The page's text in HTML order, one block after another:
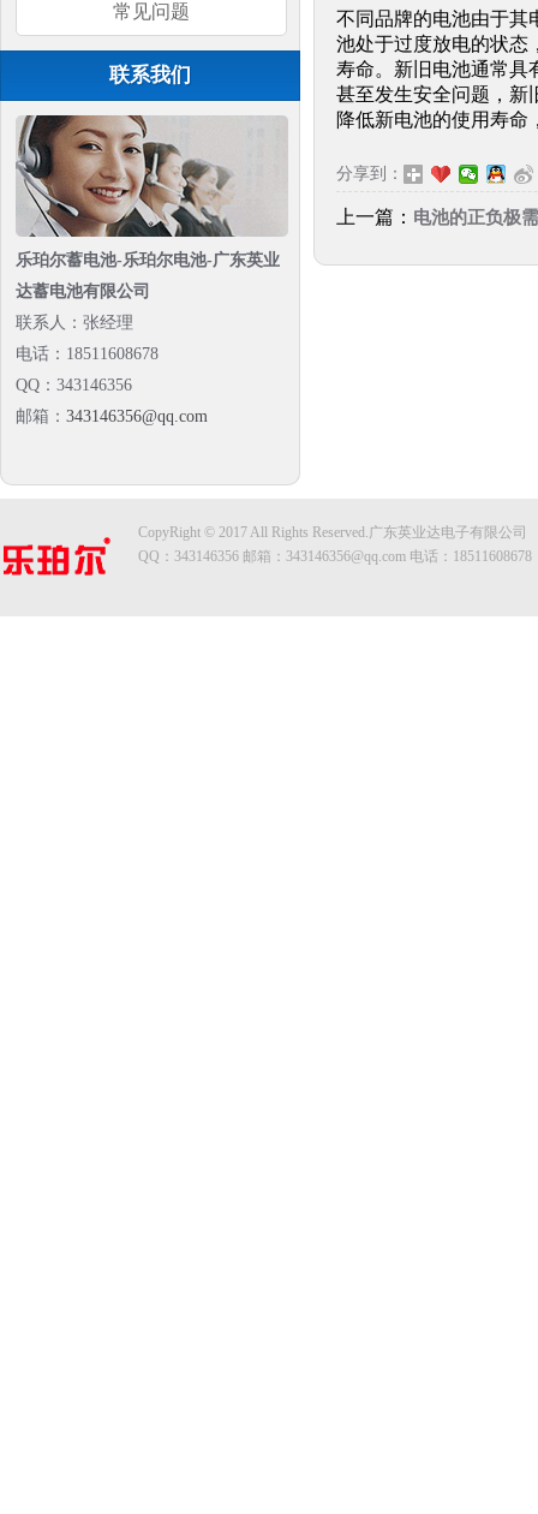
常见问题
联系我们
乐珀尔蓄电池-乐珀尔电池-广东英业
达蓄电池有限公司
联系人：张经理
电话：18511608678
QQ：343146356
邮箱： 343146356@qq.com
不同品牌的电池由于其
池处于过度放电的状态
寿命。新旧电池通常具
甚至发生安全问题，新
降低新电池的使用寿命
分享到：
上一篇： 电池的正负极
CopyRight © 2017 All Rights Reserved.广东英业达电子有限公司
QQ：343146356 邮箱： 343146356@qq.com 电话：18511608678